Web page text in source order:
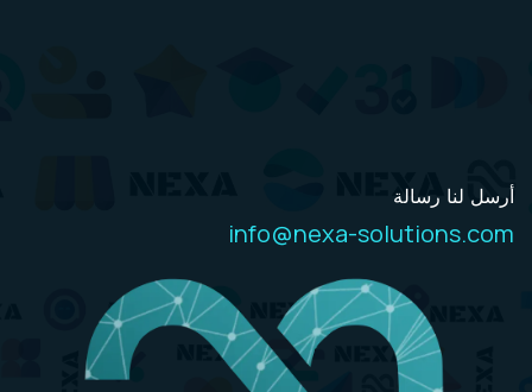
أرسل لنا رسالة
info@nexa-solutions.com